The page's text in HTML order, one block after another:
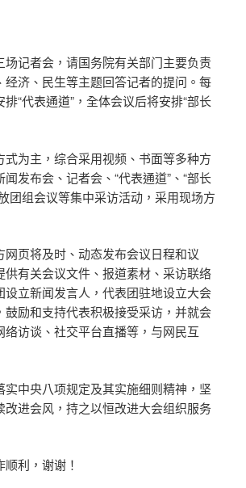
场记者会，请国务院有关部门主要负责
经济、民生等主题回答记者的提问。每
“代表通道”，全体会议后将安排“部长
式为主，综合采用视频、书面等多种方
发布会、记者会、“代表通道”、“部长
团组会议等集中采访活动，采用现场方
网页将及时、动态发布会议日程和议
供有关会议文件、报道素材、采访联络
设立新闻发言人，代表团驻地设立大会
鼓励和支持代表积极接受采访，并就会
络访谈、社交平台直播等，与网民互
实中央八项规定及其实施细则精神，坚
改进会风，持之以恒改进大会组织服务
利，谢谢！